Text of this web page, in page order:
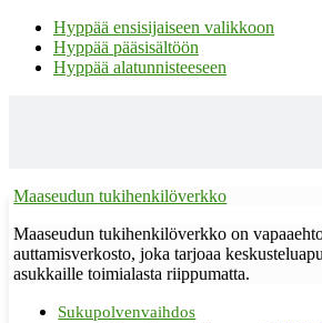
Hyppää ensisijaiseen valikkoon
Hyppää pääsisältöön
Hyppää alatunnisteeseen
Maaseudun tukihenkilöverkko
Maaseudun tukihenkilöverkko on
auttamisverkosto, joka tarjoaa
asukkaille toimialasta riippumatta.
Sukupolvenvaihdos